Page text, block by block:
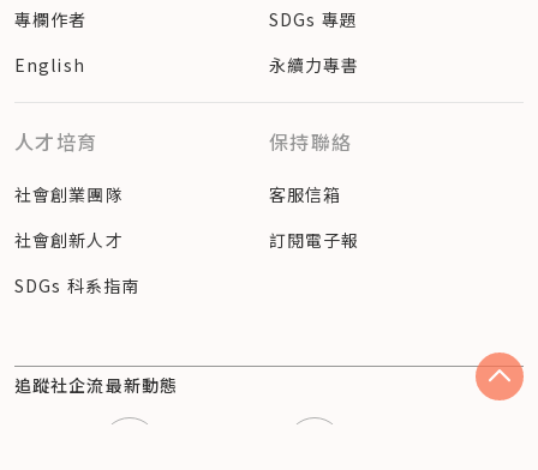
專欄作者
English
SDGs 專題
永續力專書
人才培育
社會創業團隊
社會創新人才
SDGs 科系指南
保持聯絡
客服信箱
訂閱電子報
追蹤社企流最新動態